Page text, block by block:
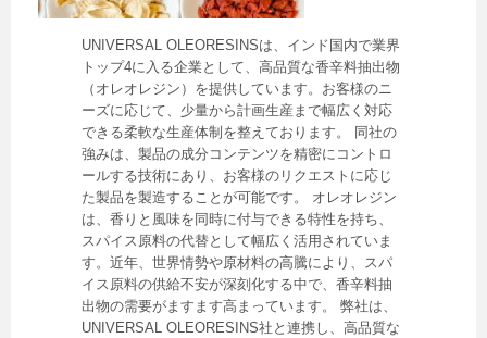
UNIVERSAL OLEORESINSは、インド国内で業界
トップ4に入る企業として、高品質な香辛料抽出物
（オレオレジン）を提供しています。お客様のニ
ーズに応じて、少量から計画生産まで幅広く対応
できる柔軟な生産体制を整えております。 同社の
強みは、製品の成分コンテンツを精密にコントロ
ールする技術にあり、お客様のリクエストに応じ
た製品を製造することが可能です。 オレオレジン
は、香りと風味を同時に付与できる特性を持ち、
スパイス原料の代替として幅広く活用されていま
す。近年、世界情勢や原材料の高騰により、スパ
イス原料の供給不安が深刻化する中で、香辛料抽
出物の需要がますます高まっています。 弊社は、
UNIVERSAL OLEORESINS社と連携し、高品質な